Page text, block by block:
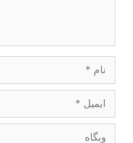
ایمیل
وبگاه